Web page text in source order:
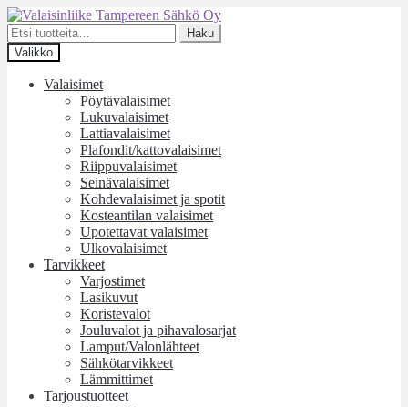
Siirry
navigointiin
Siirry
sisältöön
Etsi:
Haku
Valikko
Valaisimet
Pöytävalaisimet
Lukuvalaisimet
Lattiavalaisimet
Plafondit/kattovalaisimet
Riippuvalaisimet
Seinävalaisimet
Kohdevalaisimet ja spotit
Kosteantilan valaisimet
Upotettavat valaisimet
Ulkovalaisimet
Tarvikkeet
Varjostimet
Lasikuvut
Koristevalot
Jouluvalot ja pihavalosarjat
Lamput/Valonlähteet
Sähkötarvikkeet
Lämmittimet
Tarjoustuotteet